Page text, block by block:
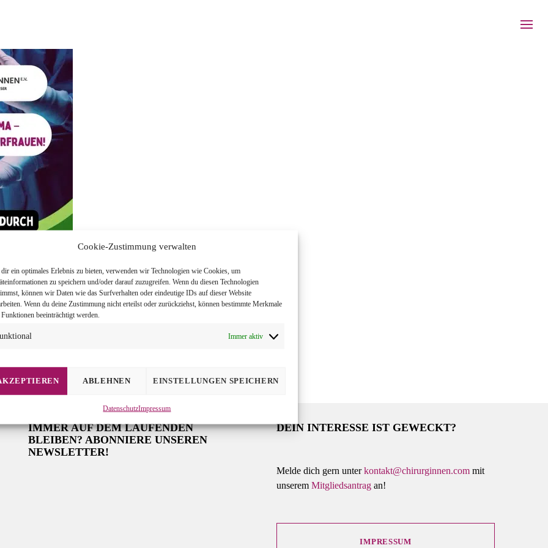
Cookie-Zustimmung verwalten
ein optimales Erlebnis zu bieten, verwenden wir Technologien wie Cookies, um
zu speichern und/oder darauf zuzugreifen. Wenn du diesen Technologien
können wir Daten wie das Surfverhalten oder eindeutige IDs auf dieser Website
Wenn du deine Zustimmung nicht erteilst oder zurückziehst, können bestimmte Merkmale
beeinträchtigt werden.
Immer aktiv
ABLEHNEN EINSTELLUNGEN SPEICHERN
DatenschutzImpressum
IMMER AUF DEM LAUFENDEN
BLEIBEN? ABONNIERE UNSEREN
NEWSLETTER!
DEIN INTERESSE IST GEWECKT?
Melde dich gern unterkontakt@chirurginnen.com mit
unseremMitgliedsantrag an!
IMPRESSUM